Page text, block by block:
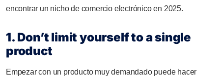
encontrar un nicho de comercio electrónico en 2025.
1. Don’t limit yourself to a single
product
Empezar con un producto muy demandado puede hacer